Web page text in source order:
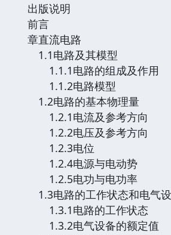
出版说明
前言
章直流电路
1.1电路及其模型
1.1.1电路的组成及作用
1.1.2电路模型
1.2电路的基本物理量
1.2.1电流及参考方向
1.2.2电压及参考方向
1.2.3电位
1.2.4电源与电动势
1.2.5电功与电功率
1.3电路的工作状态和电气
1.3.1电路的工作状态
1.3.2电气设备的额定值